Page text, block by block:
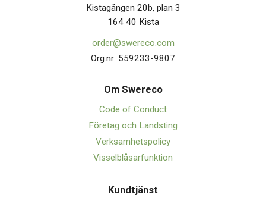
Kistagången 20b, plan 3
164 40 Kista
order@swereco.com
Org.nr: 559233-9807
Om Swereco
Code of Conduct
Företag och Landsting
Verksamhetspolicy
Visselblåsarfunktion
Kundtjänst